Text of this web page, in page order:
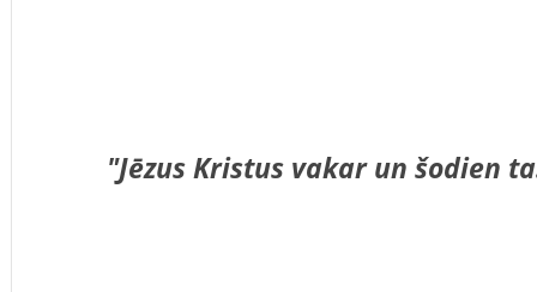
"Jēzus Kristus vakar un šodien